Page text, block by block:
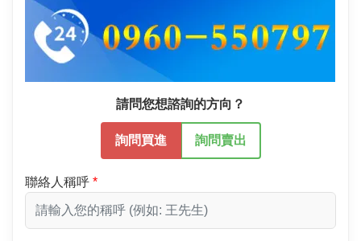
請問您想諮詢的方向？
詢問買進 詢問賣出
聯絡人稱呼